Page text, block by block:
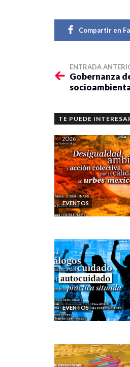
Compartir en
ENTRADA
Gobernanza
TE PUEDE
EVENTOS
EVENTOS